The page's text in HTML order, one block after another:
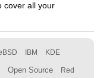
cover all your
IBM KDE
Open Source Red